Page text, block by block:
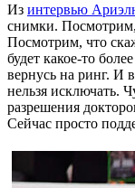
Из интервью
снимки. Посмотрим,
Посмотрим, что
будет какое-то
вернусь на ринг. И
нельзя исключать.
разрешения
Сейчас просто